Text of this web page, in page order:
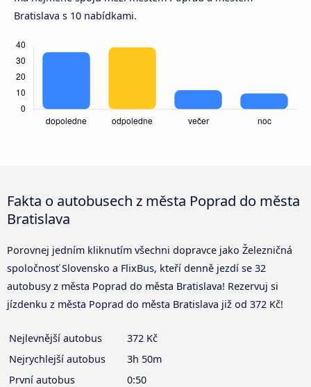
Bratislava s 10 nabídkami.
Fakta o autobusech z města Poprad do města
Bratislava
Porovnej jedním kliknutím všechni dopravce jako Železničná
spoločnosť Slovensko a FlixBus, kteří denně jezdí se 32
autobusy z města Poprad do města Bratislava! Rezervuj si
jízdenku z města Poprad do města Bratislava již od 372 Kč!
Nejlevnější autobus
372 Kč
Nejrychlejší autobus
3h 50m
První autobus
0:50